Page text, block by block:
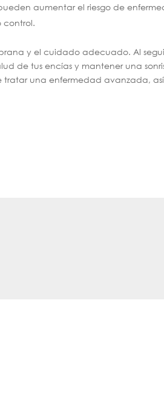
aumentar el riesgo de
control.
y el cuidado adecuado. Al
de tus encías y mantener una
tratar una enfermedad avanzada, así